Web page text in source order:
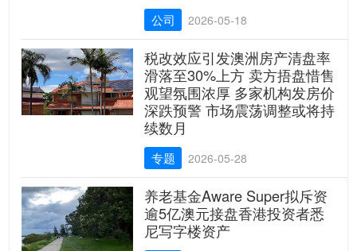
公司 2026-05-18
税改效应引发澳洲房产清盘率
滑落至30%上方 卖方捂盘惜售
观望氛围浓厚 多家机构发房价
深跌预警 市场震荡调整或将持
续数月
专题 2026-05-28
养老基金Aware Super拟斥资
逾5亿澳元接盘香港投资者悉
尼写字楼资产